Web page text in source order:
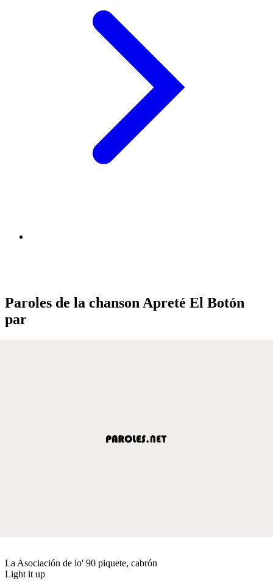
Paroles de la chanson Apreté El Botón
par
La Asociación de lo' 90 piquete, cabrón
Light it up